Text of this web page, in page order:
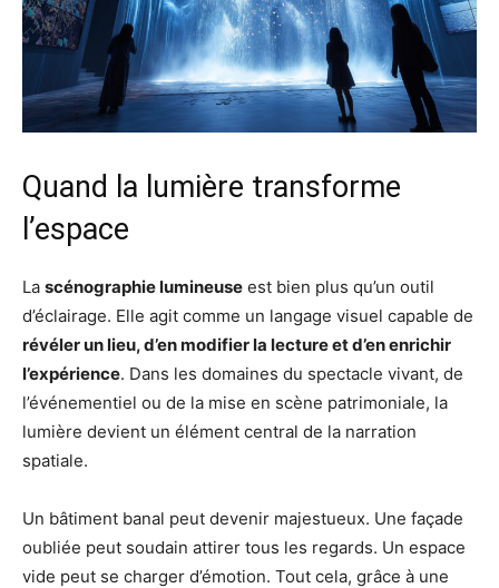
Quand la lumière transforme
l’espace
La scénographie lumineuse est bien plus qu’un outil
d’éclairage. Elle agit comme un langage visuel capable de
révéler un lieu, d’en modifier la lecture et d’en enrichir
l’expérience. Dans les domaines du spectacle vivant, de
l’événementiel ou de la mise en scène patrimoniale, la
lumière devient un élément central de la narration
spatiale.
Un bâtiment banal peut devenir majestueux. Une façade
oubliée peut soudain attirer tous les regards. Un espace
vide peut se charger d’émotion. Tout cela, grâce à une